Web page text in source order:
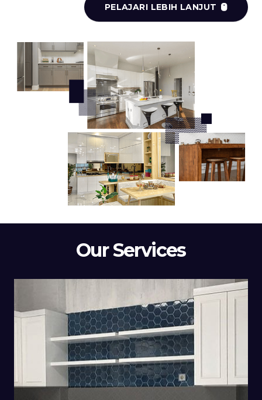
PELAJARI LEBIH LANJUT
Our Services